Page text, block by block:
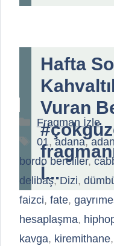
Hafta
Vuran
İ...
Kategoriler
Fragman İzle
Etiketler
01,adana,
bordo bereliler,
delibaş,Dizi,
faizci, fate,
hesaplaşma,
kavga, kiremithane,